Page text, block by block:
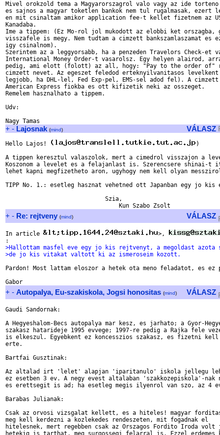
Mivel orokzold tema a Magyarorszagrol valo vagy az ide
es sajnos a magyar toketlen bankok nem tul rugalmasak, ezert
en mit csinaltam amikor application fee-t kellet fizetnem az
Kanadaba.
Ime a tippem: (Ez Mo-rol jol mukodott az elobbi ket orszagba,
visszafele is megy. Nem tudtam a cimzett bankszamlaszamat
igy csinalnom).
Szerintem az a leggyorsabb, ha a penzeden Travelors Check-et
International Money Order-t vasarolsz. Egy helyen alairod,
pedig, ami elott (folott) az all, hogy: "Pay to the order of"
cimzett nevet. Az egeszet feledod erteknyilvanitasos
legjobb, ha DHL-lel, Fed Exp-pel, EMS-sel adod fel). A
American Express fiokba es ott kifizetik neki az osszeget.
Remelem hasznalhato a tippem.
Udv:
+ - Lajosnak (mind) VÁLASZ
Hello Lajos!
)
A tippen keresztul valaszolok, mert a cimedrol visszajon a
Koszonom a levelet es a felajanlast is. Szerencsere shinai-t
lehet kapni megfizetheto aron, ugyhogy nem kell olyan
TIPP No. 1.: esetleg hasznat vehetned ott Japanban egy jo kis
                             Szia,
+ - Re: rejtveny (mind) VÁLASZ
In article
>,
>Hallottam masfel eve egy jo kis rejtvenyt, a megoldast azota
>de jo kis vitakat valtott ki az ismeroseim kozott.
Pardon! Most lattam eloszor a hetek ota meno feladatot, es ez
+ - Autopalya, Eu-szakiskola, Jogsi honositas (mind) VÁLASZ
Gaudi Sandornak:
A Hegyeshalom-Becs autopalya mar kesz, es jarhato; a Gyor-
szakasz hatarideje 1995 evvege; 1997-re pedig a Rajka fele
is elkeszul. Egyebkent ez koncesszios szakasz, es fizetni kell
erte.
Bartfai Gusztinak:
Az altalad irt 'lelet' alapjan 'iparitanulo' iskola jellegu
ez esetben 3 ev. A negy evest altalaban 'szakkozepiskola'-nak
es erettsegit is ad; ha esetleg megis ilyenrol van szo, az 4
Barabas Julianak:
Csak az orvosi vizsgalat kellett, es a hiteles! magyar
meg kell kerdezni a kozlekedes rendeszeten, mit fogadnak el
hitelesnek, mert regebben csak az Orszagos Fordito Iroda
hetekig is tarthat, meg surgossegi felarral is. Ezzel erdemes